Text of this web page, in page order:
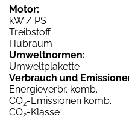
Motor:
kW / PS
Treibstoff
Hubraum
Umweltnormen:
Umweltplakette
Verbrauch und
Energieverbr. komb.
CO2-Emissionen komb.
CO2-Klasse